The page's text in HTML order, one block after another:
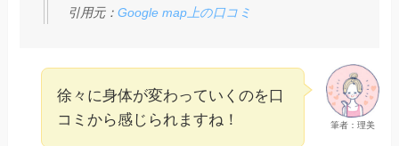
引用元：Google map上の口コミ
筆者：理美
徐々に身体が変わっていくのを口
コミから感じられますね！